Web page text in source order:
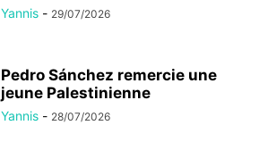
Yannis - 29/07/2026
Pedro Sánchez remercie une
jeune Palestinienne
Yannis - 28/07/2026